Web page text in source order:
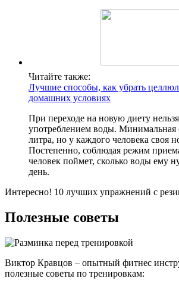
Читайте также:
Лучшие способы, как убрать
домашних условиях
При переходе на новую диету нельзя
употреблением воды. Минимальная
литра, но у каждого человека своя
Постепенно, соблюдая режим
человек поймет, сколько воды ему
день.
Интересно! 10 лучших упражнений с
Полезные советы
Виктор Кравцов – опытный фитнес
полезные советы по тренировкам: